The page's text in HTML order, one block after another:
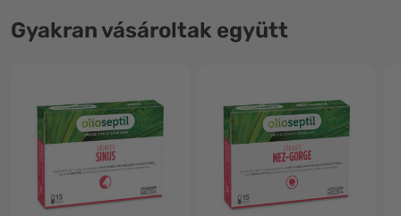
Gyakran vásároltak együtt